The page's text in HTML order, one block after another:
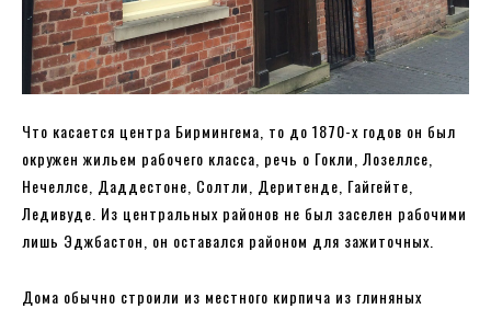
Что касается центра Бирмингема, то до 1870-х годов он был
окружен жильем рабочего класса, речь о Гокли, Лозеллсе,
Нечеллсе, Даддестоне, Солтли, Деритенде, Гайгейте,
Ледивуде. Из центральных районов не был заселен рабочими
лишь Эджбастон, он оставался районом для зажиточных.
Дома обычно строили из местного кирпича из глиняных